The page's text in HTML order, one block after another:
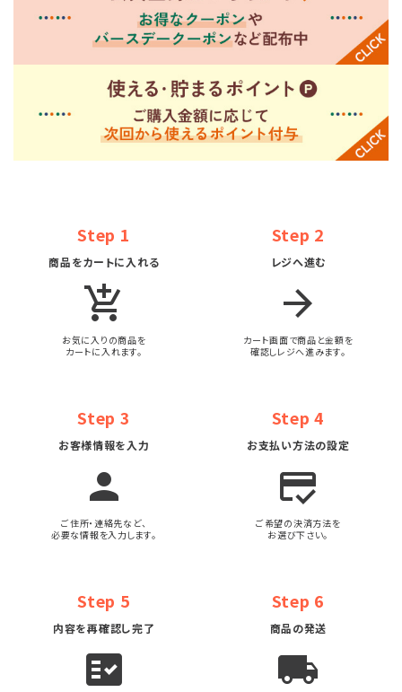
Step 1
商品をカートに入れる
add_shopping_cart
お気に入りの商品を
カートに入れます。
Step 2
レジへ進む
arrow_forward
カート画面で商品と金額を
確認しレジへ進みます。
Step 3
お客様情報を入力
person
ご住所・連絡先など、
必要な情報を入力します。
Step 4
お支払い方法の設定
credit_score
ご希望の決済方法を
お選び下さい。
Step 5
内容を再確認し完了
fact_check
Step 6
商品の発送
local_shipping